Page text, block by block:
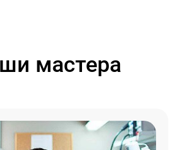
мастера